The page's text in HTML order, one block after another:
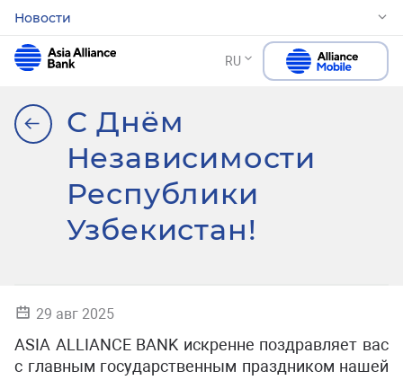
Новости
RU
С Днём
Независимости
Республики
Узбекистан!
29 авг 2025
ASIA ALLIANCE BANK искренне поздравляет вас
с главным государственным праздником нашей